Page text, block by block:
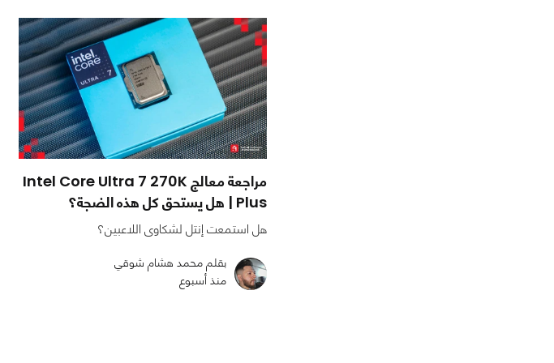
مراجعة معالج Intel Core Ultra 7 270K
Plus | هل يستحق كل هذه الضجة؟
هل استمعت إنتل لشكاوى اللاعبين؟
بقلم محمد هشام شوقي
منذ أسبوع